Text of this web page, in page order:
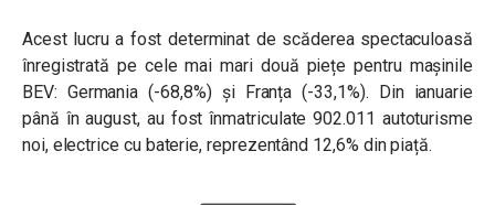
Acest lucru a fost determinat de scăderea spectaculoasă
înregistrată pe cele mai mari două piețe pentru mașinile
BEV: Germania (-68,8%) și Franța (-33,1%). Din ianuarie
până în august, au fost înmatriculate 902.011 autoturisme
noi, electrice cu baterie, reprezentând 12,6% din piață.